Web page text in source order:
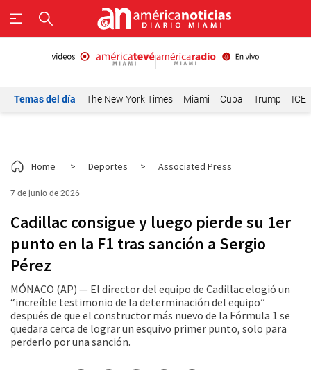
Temas del día The New York Times Miami Cuba Trump ICE
Home > Deportes > Associated Press
7 de junio de 2026
Cadillac consigue y luego pierde su 1er
punto en la F1 tras sanción a Sergio
Pérez
MÓNACO (AP) — El director del equipo de Cadillac elogió un
“increíble testimonio de la determinación del equipo”
después de que el constructor más nuevo de la Fórmula 1 se
quedara cerca de lograr un esquivo primer punto, solo para
perderlo por una sanción.